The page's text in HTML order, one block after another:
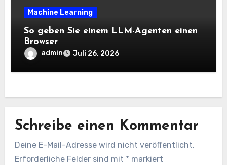
Machine Learning
So geben Sie einem LLM-Agenten einen
Browser
admin Juli 26, 2026
Schreibe einen Kommentar
Deine E-Mail-Adresse wird nicht veröffentlicht.
Erforderliche Felder sind mit * markiert